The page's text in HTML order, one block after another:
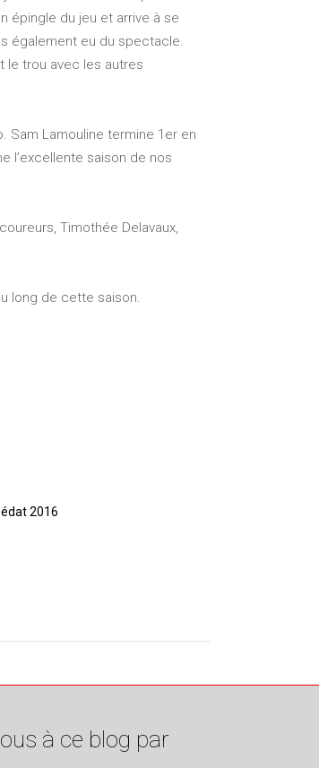
épingle du jeu et arrive à se
également eu du spectacle.
le trou avec les autres
Sam Lamouline termine 1er en
l’excellente saison de nos
Timothée Delavaux,
long de cette saison.
2016
à ce blog par